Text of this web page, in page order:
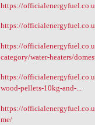
https://
https://
https://
category/water-heaters/
https://
wood-pellets-10kg-and-...
https://
me/